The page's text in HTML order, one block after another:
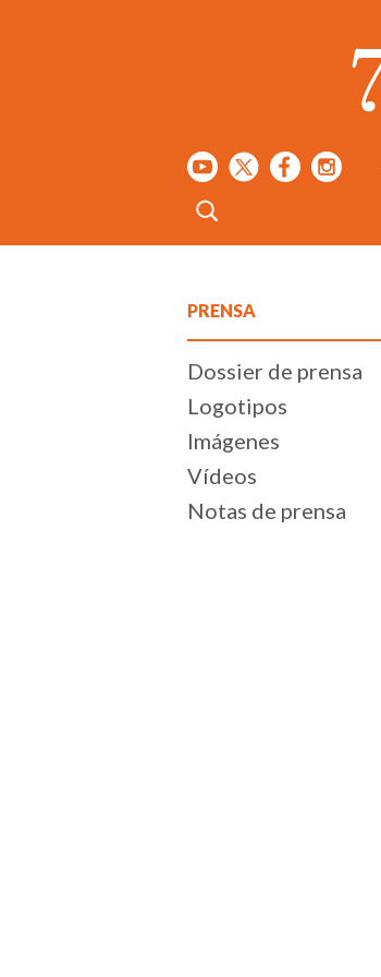
PRENSA
Dossier de prensa
Logotipos
Imágenes
Vídeos
Notas de prensa